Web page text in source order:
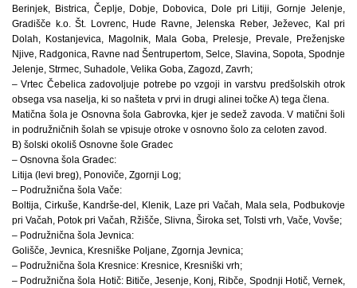
Berinjek, Bistrica, Čeplje, Dobje, Dobovica, Dole pri Litiji, Gornje Jelenje,
Gradišče k.o. Št. Lovrenc, Hude Ravne, Jelenska Reber, Ježevec, Kal pri
Dolah, Kostanjevica, Magolnik, Mala Goba, Prelesje, Prevale, Preženjske
Njive, Radgonica, Ravne nad Šentrupertom, Selce, Slavina, Sopota, Spodnje
Jelenje, Strmec, Suhadole, Velika Goba, Zagozd, Zavrh;
– Vrtec Čebelica zadovoljuje potrebe po vzgoji in varstvu predšolskih otrok
obsega vsa naselja, ki so našteta v prvi in drugi alinei točke A) tega člena.
Matična šola je Osnovna šola Gabrovka, kjer je sedež zavoda. V matični šoli
in podružničnih šolah se vpisuje otroke v osnovno šolo za celoten zavod.
B) šolski okoliš Osnovne šole Gradec
– Osnovna šola Gradec:
Litija (levi breg), Ponoviče, Zgornji Log;
– Podružnična šola Vače:
Boltija, Cirkuše, Kandrše-del, Klenik, Laze pri Vačah, Mala sela, Podbukovje
pri Vačah, Potok pri Vačah, Ržišče, Slivna, Široka set, Tolsti vrh, Vače, Vovše;
– Podružnična šola Jevnica:
Golišče, Jevnica, Kresniške Poljane, Zgornja Jevnica;
– Podružnična šola Kresnice: Kresnice, Kresniški vrh;
– Podružnična šola Hotič: Bitiče, Jesenje, Konj, Ribče, Spodnji Hotič, Vernek,